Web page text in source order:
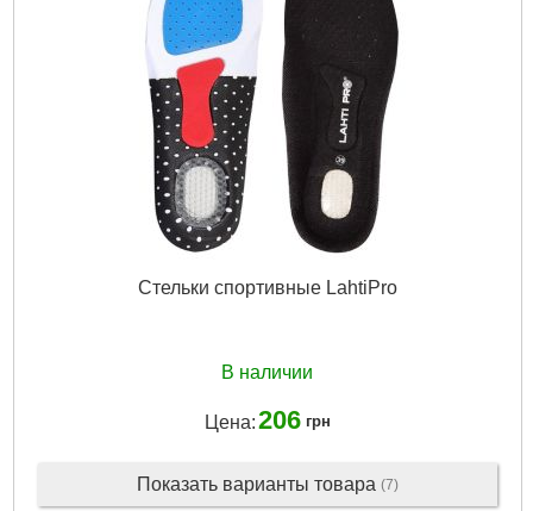
Стельки спортивные LahtiPro
В наличии
Цена:206 грн
Показать варианты товара (7)